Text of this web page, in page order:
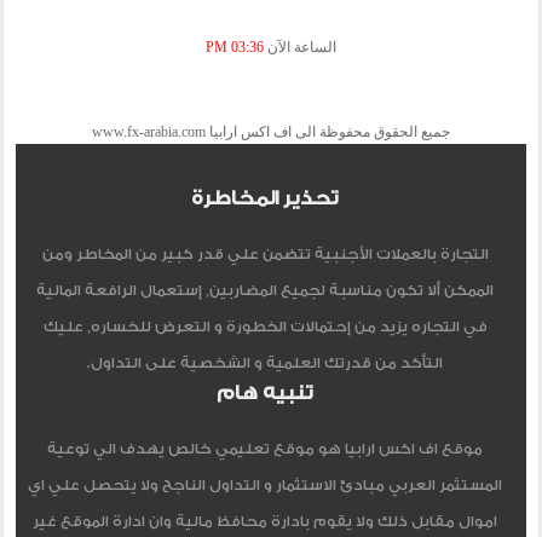
الساعة الآن 03:36 PM
جميع الحقوق محفوظة الى اف اكس ارابيا www.fx-arabia.com
تحذير المخاطرة
التجارة بالعملات الأجنبية تتضمن علي قدر كبير من المخاطر ومن
الممكن ألا تكون مناسبة لجميع المضاربين, إستعمال الرافعة المالية
في التجاره يزيد من إحتمالات الخطورة و التعرض للخساره, عليك
التأكد من قدرتك العلمية و الشخصية على التداول.
تنبيه هام
موقع اف اكس ارابيا هو موقع تعليمي خالص يهدف الي توعية
المستثمر العربي مبادئ الاستثمار و التداول الناجح ولا يتحصل علي اي
اموال مقابل ذلك ولا يقوم بادارة محافظ مالية وان ادارة الموقع غير